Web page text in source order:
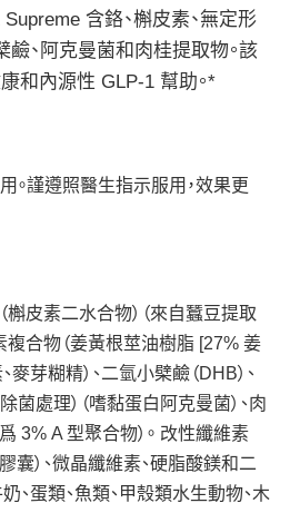
含鉻、槲皮素、無定形
鹼、阿克曼菌和肉桂提取物。該
和內源性 GLP-1 幫助。*
。謹遵照醫生指示服用，效果更
槲皮素二水合物）（來自蠶豆提取
複合物（姜黃根莖油樹脂 [27% 姜
芽糊精）、二氫小檗鹼（DHB）、
菌處理）（嗜黏蛋白阿克曼菌）、肉
3% A 型聚合物）。 改性纖維素
囊）、微晶纖維素、硬脂酸鎂和二
、蛋類、魚類、甲殼類水生動物、木